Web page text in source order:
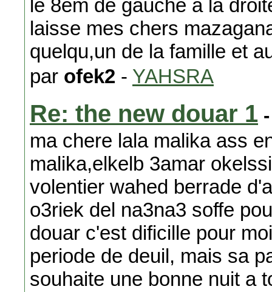
le 8em de gauche a la
laisse mes chers
quelqu,un de la famille et
par ofek2 - YAHSRA
Re: the new douar 1
ma chere lala malika ass
malika,elkelb 3amar
volentier wahed berrade
o3riek del na3na3 soffe
douar c'est dificille pour
periode de deuil, mais sa
souhaite une bonne nuit a